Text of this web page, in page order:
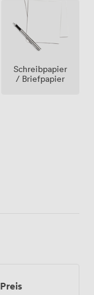
Schreibpapier
/ Briefpapier
Preis